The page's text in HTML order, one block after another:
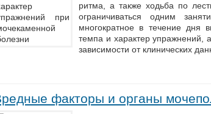
ритма, а также ходьба по
ограничиваться одним
многократное в течение дня
темпа и характер упражнений,
зависимости от клинических
факторы и органы